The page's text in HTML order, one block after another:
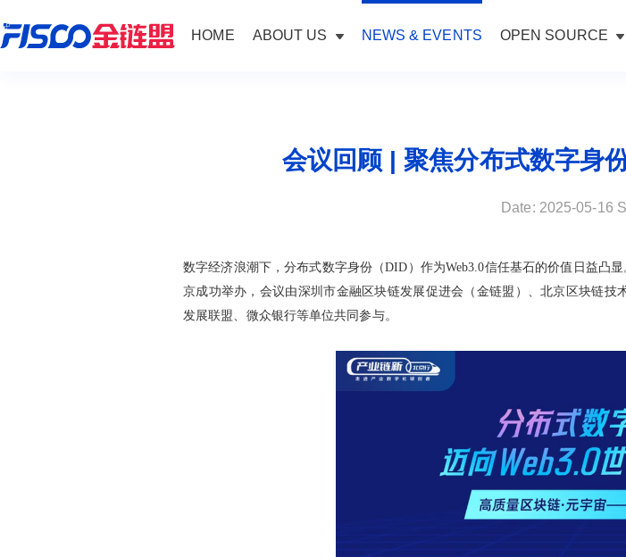
HOME ABOUT US NEWS & EVENTS OPEN SOURCE
会议回顾 | 聚焦分布式数字身
Date: 2025-05-16
数字经济浪潮下，分布式数字身份（DID）作为Web3.0信任基石的价值日益凸
京成功举办，会议由深圳市金融区块链发展促进会（金链盟）、北京区块链技
发展联盟、微众银行等单位共同参与。